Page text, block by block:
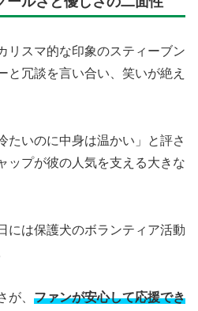
リスマ的な印象のスティーブン
と冗談を言い合い、笑いが絶え
たいのに中身は温かい」と評さ
ップが彼の人気を支える大きな
には保護犬のボランティア活動
が、 ファンが安心して応援でき